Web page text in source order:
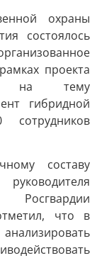
охраны
состоялось
проекта
на тему
гибридной
составу
Росгвардии
что в